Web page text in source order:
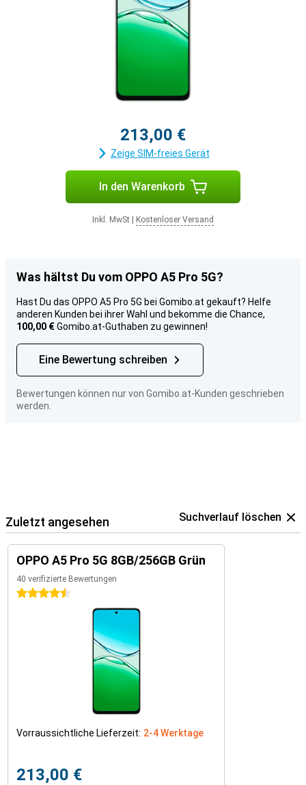
213,00 €
Zeige SIM-freies Gerät
In den Warenkorb
Inkl. MwSt Kostenloser Versand
Was hältst Du vom OPPO A5 Pro 5G?
Hast Du das OPPO A5 Pro 5G bei Gomibo.at gekauft? Helfe
anderen Kunden bei ihrer Wahl und bekomme die Chance,
100,00 €Gomibo.at-Guthaben zu gewinnen!
Eine Bewertung schreiben
Bewertungen können nur von Gomibo.at-Kunden geschrieben
werden.
Zuletzt angesehen Suchverlauf löschen
OPPO A5 Pro 5G 8GB/256GB Grün
40 verifizierte Bewertungen
4.5 Sterne
Vorraussichtliche Lieferzeit: 2-4 Werktage
213,00 €